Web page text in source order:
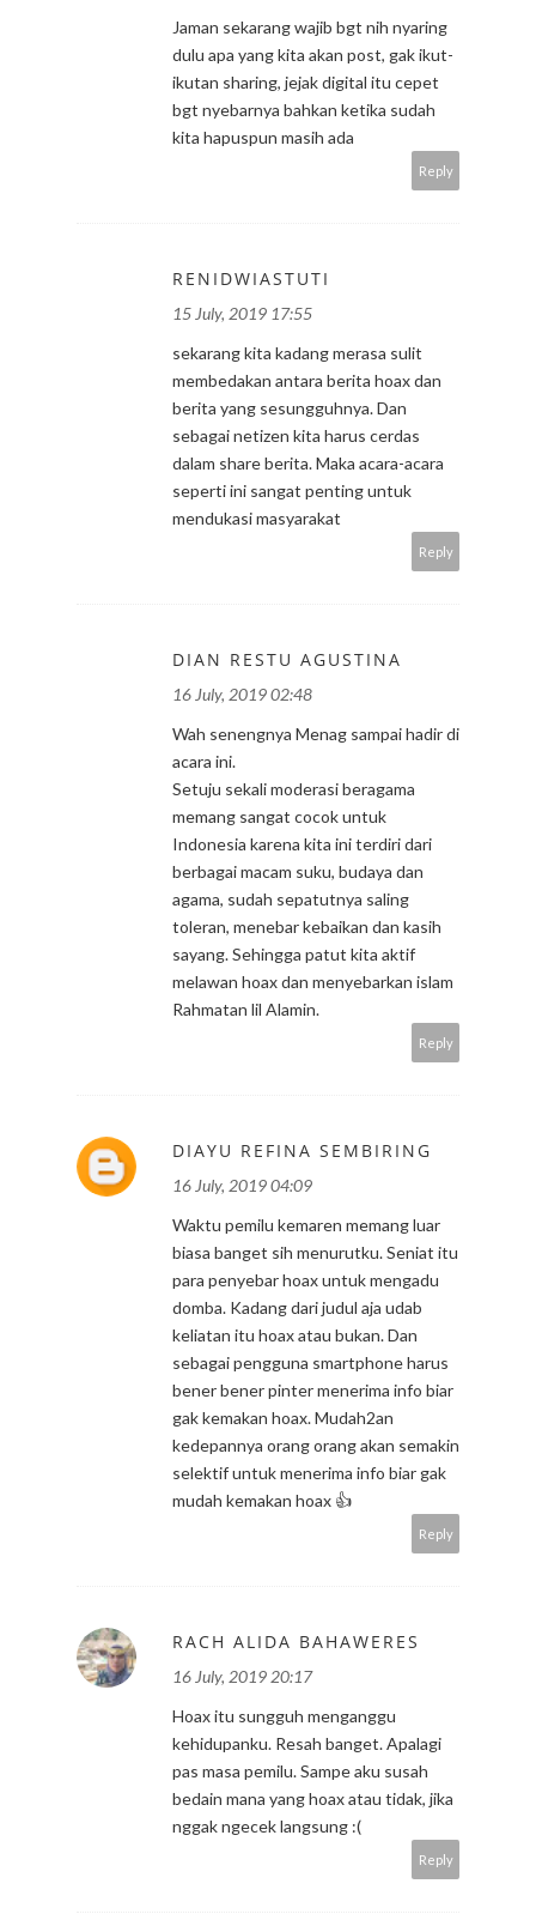
Jaman sekarang wajib bgt nih nyaring
dulu apa yang kita akan post, gak ikut-
ikutan sharing, jejak digital itu cepet
bgt nyebarnya bahkan ketika sudah
kita hapuspun masih ada
Reply
RENIDWIASTUTI
15 July, 2019 17:55
sekarang kita kadang merasa sulit
membedakan antara berita hoax dan
berita yang sesungguhnya. Dan
sebagai netizen kita harus cerdas
dalam share berita. Maka acara-acara
seperti ini sangat penting untuk
mendukasi masyarakat
Reply
DIAN RESTU AGUSTINA
16 July, 2019 02:48
Wah senengnya Menag sampai hadir di
acara ini.
Setuju sekali moderasi beragama
memang sangat cocok untuk
Indonesia karena kita ini terdiri dari
berbagai macam suku, budaya dan
agama, sudah sepatutnya saling
toleran, menebar kebaikan dan kasih
sayang. Sehingga patut kita aktif
melawan hoax dan menyebarkan islam
Rahmatan lil Alamin.
Reply
DIAYU REFINA SEMBIRING
16 July, 2019 04:09
Waktu pemilu kemaren memang luar
biasa banget sih menurutku. Seniat itu
para penyebar hoax untuk mengadu
domba. Kadang dari judul aja udab
keliatan itu hoax atau bukan. Dan
sebagai pengguna smartphone harus
bener bener pinter menerima info biar
gak kemakan hoax. Mudah2an
kedepannya orang orang akan semakin
selektif untuk menerima info biar gak
mudah kemakan hoax 👍
Reply
RACH ALIDA BAHAWERES
16 July, 2019 20:17
Hoax itu sungguh menganggu
kehidupanku. Resah banget. Apalagi
pas masa pemilu. Sampe aku susah
bedain mana yang hoax atau tidak, jika
nggak ngecek langsung :(
Reply